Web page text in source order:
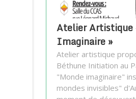
Atelier Artistique
Imaginaire »
Atelier artistique
Béthune Initiation au
"Monde imaginaire"
mondes invisibles"